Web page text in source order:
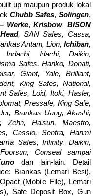
up maupun produk lokal
Chubb Safes, Solingen,
Werke,Krisbow, BISON
, SAN Safes, Cassa,
Antam, Lion, Ichiban,
Indachi, Idachi, Daikin,
Safes, Hanko, Donati,
Giant, Yale, Brilliant,
King Safes, National,
Safes, Loid, Itoki, Hasler,
Pressafe, King Safe,
Brankas Uang, Akashi,
Zehn, Haisun, Maestro,
Cassio, Sentra, Hanmi
Safes, Infinity, Daikin,
Conseal sampai
dan lain-lain. Detail
Brankas (Lemari Besi),
(Mobile File), Lemari
Safe Deposit Box, Gun